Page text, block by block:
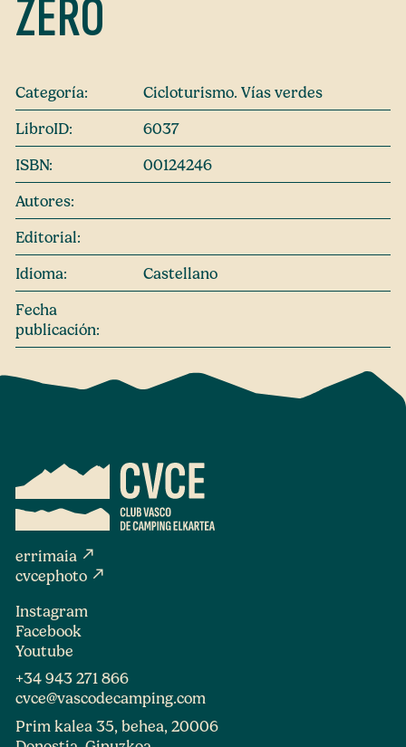
ZERO
Categoría:
Cicloturismo. Vías verdes
LibroID:
6037
ISBN:
00124246
Autores:
Editorial:
Idioma:
Castellano
Fecha
publicación:
errimaia north_east
cvcephoto north_east
Instagram
Facebook
Youtube
+34 943 271 866
cvce@vascodecamping.com
Prim kalea 35, behea, 20006